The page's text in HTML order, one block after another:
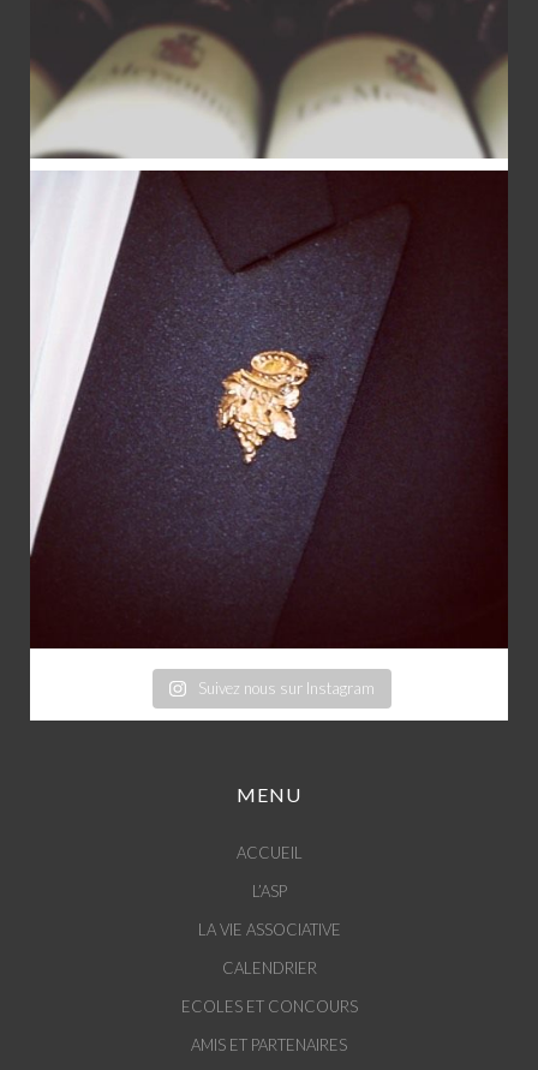
Suivez nous sur Instagram
MENU
ACCUEIL
L’ASP
LA VIE ASSOCIATIVE
CALENDRIER
ECOLES ET CONCOURS
AMIS ET PARTENAIRES